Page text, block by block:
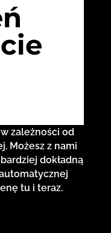
zależności od
Możesz z nami
dokładną
tu i teraz.